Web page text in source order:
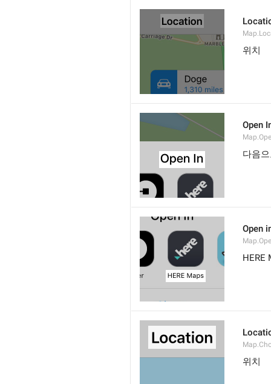
위치
Open
다음
Open
HERE
위치